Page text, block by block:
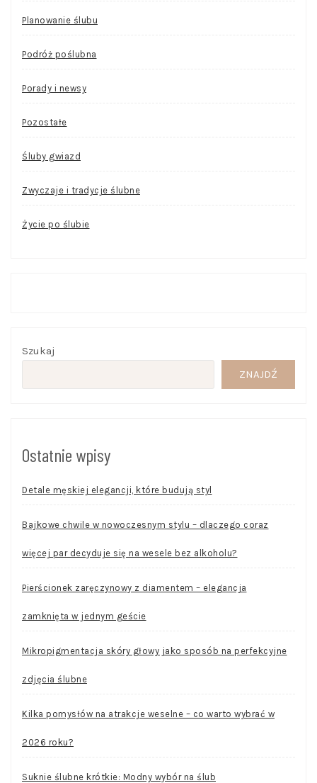
Planowanie ślubu
Podróż poślubna
Porady i newsy
Pozostałe
Śluby gwiazd
Zwyczaje i tradycje ślubne
Życie po ślubie
Szukaj
ZNAJDŹ
Ostatnie wpisy
Detale męskiej elegancji, które budują styl
Bajkowe chwile w nowoczesnym stylu – dlaczego coraz
więcej par decyduje się na wesele bez alkoholu?
Pierścionek zaręczynowy z diamentem – elegancja
zamknięta w jednym geście
Mikropigmentacja skóry głowy jako sposób na perfekcyjne
zdjęcia ślubne
Kilka pomysłów na atrakcje weselne – co warto wybrać w
2026 roku?
Suknie ślubne krótkie: Modny wybór na ślub